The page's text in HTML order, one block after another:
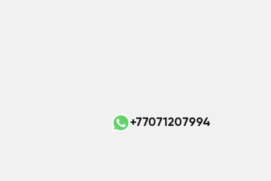
+77071207994